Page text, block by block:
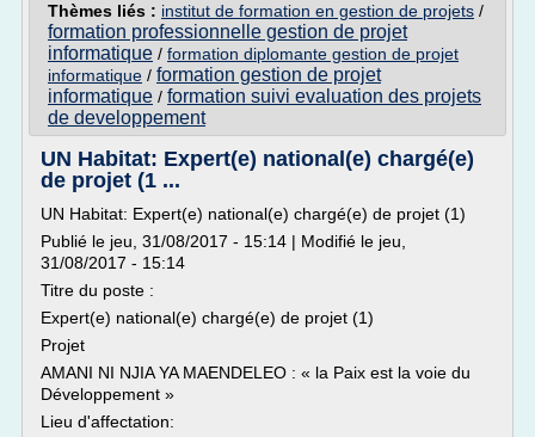
Thèmes liés : institut de formation en gestion de projets /
formation professionnelle gestion de projet
informatique / formation diplomante gestion de projet
informatique / formation gestion de projet
informatique / formation suivi evaluation des projets
de developpement
UN Habitat: Expert(e) national(e) chargé(e)
de projet (1 ...
UN Habitat: Expert(e) national(e) chargé(e) de projet (1)
Publié le jeu, 31/08/2017 - 15:14 | Modifié le jeu,
31/08/2017 - 15:14
Titre du poste :
Expert(e) national(e) chargé(e) de projet (1)
Projet
AMANI NI NJIA YA MAENDELEO : « la Paix est la voie du
Développement »
Lieu d'affectation: